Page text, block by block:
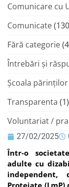
27/02/2025
Într-o
adulte cu
Protejate
Comunicare cu
Comunicate
Fără categorie
Întrebări și
Şcoala părinţilor
Transparenta (1)
Voluntariat /